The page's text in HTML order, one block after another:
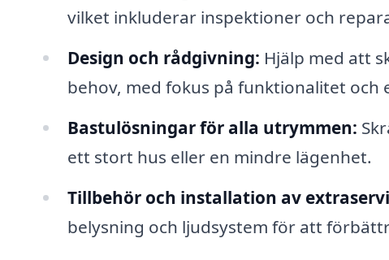
vilket inkluderar inspektioner och
Design och rådgivning: Hjälp med att
behov, med fokus på funktionalitet och
Bastulösningar för alla utrymmen:
ett stort hus eller en mindre lägenhet.
Tillbehör och installation av
belysning och ljudsystem för att